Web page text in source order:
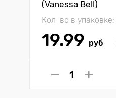
(Vanessa Bell)
Кол-во в упаковке:
19.99 руб